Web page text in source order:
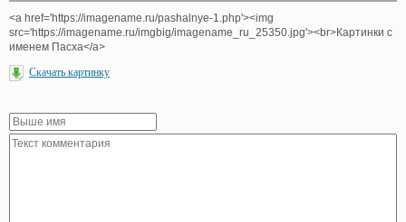
<a href='https://imagename.ru/pashalnye-1.php'><img
src='https://imagename.ru/imgbig/imagename_ru_25350.jpg'><br>Картинки с
именем Пасха</a>
Скачать картинку